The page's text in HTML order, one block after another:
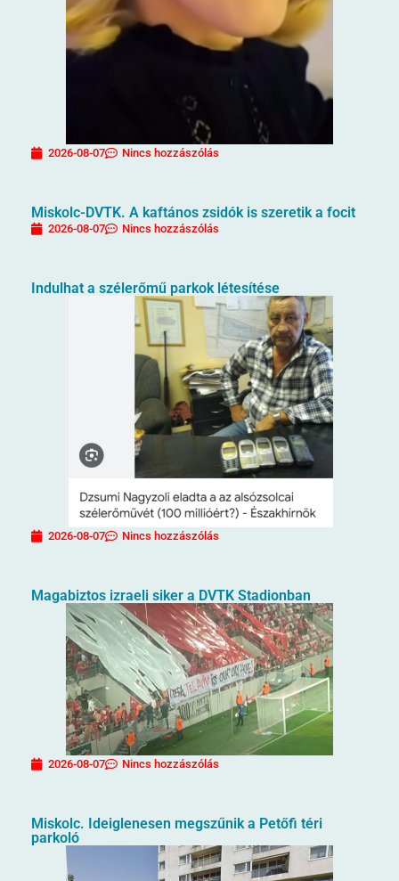
2026-08-07 Nincs hozzászólás
Miskolc-DVTK. A kaftános zsidók is szeretik a focit
2026-08-07 Nincs hozzászólás
Indulhat a szélerőmű parkok létesítése
2026-08-07 Nincs hozzászólás
Magabiztos izraeli siker a DVTK Stadionban
2026-08-07 Nincs hozzászólás
Miskolc. Ideiglenesen megszűnik a Petőfi téri
parkoló